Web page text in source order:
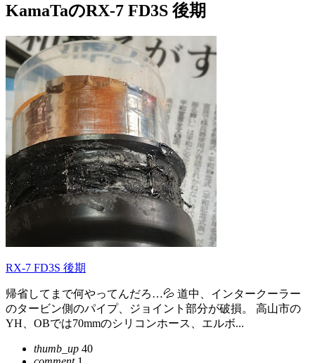
KamaTaのRX-7 FD3S 後期
RX-7 FD3S 後期
帰省してまで何やってんだろ…💦 道中、インタークーラー
のタービン側のパイプ、ジョイント部分が破損。 高山市の
YH、OBでは70mmのシリコンホース、エルボ...
thumb_up 40